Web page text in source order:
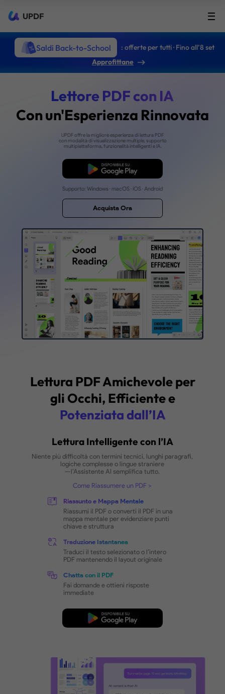
UPDF
Saldi Back-to-School
: offerte per tutti · Fino all’8 set
Approfittane
Lettore PDF con IA
Con un'Esperienza
UPDF offre la migliore esperienza di lettura PDF
con modalità di visualizzazione multiple, supporto
Download Gratis
Supporto: Windows · macOS · iOS · Android
Acquista Ora
Lettura PDF Amichevole
gli Occhi, Efficiente e
Potenziata dall’IA
Lettura Intelligente con l’IA
Niente più difficoltà con termini tecnici, lunghi
logiche complesse o lingue straniere
—l’Assistente AI semplifica tutto.
Come Riassumere un PDF
Riassunto e Mappa Mentale
chiave e struttura
Traduzione Istantanea
Traduci il testo selezionato o l’intero